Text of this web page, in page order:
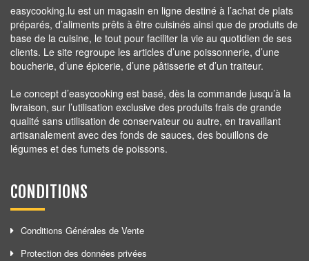
easycooking.lu est un magasin en ligne destiné à l’achat de plats
préparés, d’aliments prêts à être cuisinés ainsi que de produits de
base de la cuisine, le tout pour faciliter la vie au quotidien de ses
clients. Le site regroupe les articles d’une poissonnerie, d’une
boucherie, d’une épicerie, d’une pâtisserie et d’un traiteur.
Le concept d’easycooking est basé, dès la commande jusqu’à la
livraison, sur l’utilisation exclusive des produits frais de grande
qualité sans utilisation de conservateur ou autre, en travaillant
artisanalement avec des fonds de sauces, des bouillons de
légumes et des fumets de poissons.
CONDITIONS
Conditions Générales de Vente
Protection des données privées